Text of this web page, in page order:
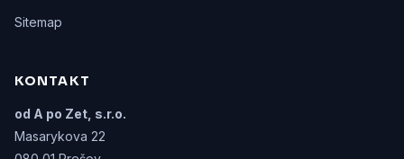
Sitemap
KONTAKT
od A po Zet, s.r.o.
Masarykova 22